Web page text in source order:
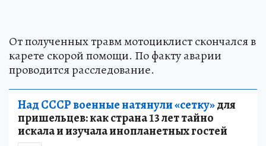
От полученных травм мотоциклист скончался в
карете скорой помощи. По факту аварии
проводится расследование.
Над СССР военные натянули «сетку»для
пришельцев: как страна 13 лет тайно
искала и изучала инопланетных гостей